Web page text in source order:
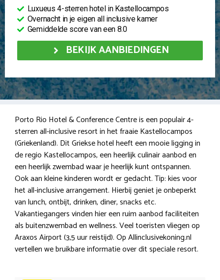
Luxueus 4-sterren hotel in Kastellocampos
Overnacht in je eigen all inclusive kamer
Gemiddelde score van een 8.0
BEKIJK AANBIEDINGEN
Porto Rio Hotel & Conference Centre is een populair 4-
sterren all-inclusive resort in het fraaie Kastellocampos
(Griekenland). Dit Griekse hotel heeft een mooie ligging in
de regio Kastellocampos, een heerlijk culinair aanbod en
een heerlijk zwembad waar je heerlijk kunt ontspannen.
Ook aan kleine kinderen wordt er gedacht. Tip: kies voor
het all-inclusive arrangement. Hierbij geniet je onbeperkt
van lunch, ontbijt, drinken, diner, snacks etc.
Vakantiegangers vinden hier een ruim aanbod faciliteiten
als buitenzwembad en wellness. Veel toeristen vliegen op
Araxos Airport (3,5 uur reistijd). Op Allinclusivekoning.nl
vertellen we bruikbare informatie over dit speciale resort.